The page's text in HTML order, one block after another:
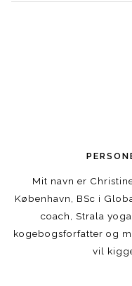
Mit navn er
København, BSc i
coach, Strala
kogebogsforfatter og
vil